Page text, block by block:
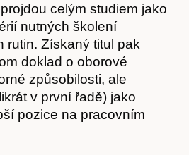
celým studiem jako
nutných školení
rutin. Získaný titul pak
doklad o oborové
způsobilosti, ale
v první řadě) jako
pozice na pracovním